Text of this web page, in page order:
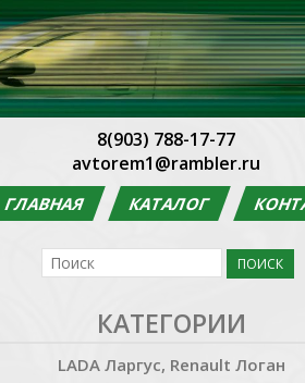
8(903) 788-17-77
avtorem1@rambler.ru
ГЛАВНАЯ КАТАЛОГ
КАТЕГОРИИ
LADA Ларгус, Renault Логан